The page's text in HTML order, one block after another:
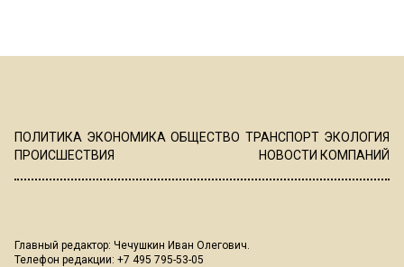
ПОЛИТИКА ЭКОНОМИКА ОБЩЕСТВО ТРАНСПОРТ ЭКОЛОГИЯ
ПРОИСШЕСТВИЯ
НОВОСТИ КОМПАНИЙ
Главный редактор: Чечушкин Иван Олегович.
Телефон редакции: +7 495 795-53-05